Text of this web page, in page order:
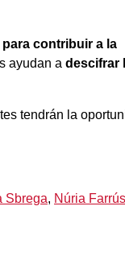
contribuir a la
ayudan a descifrar
tendrán la
Sbrega, Núria Farrús